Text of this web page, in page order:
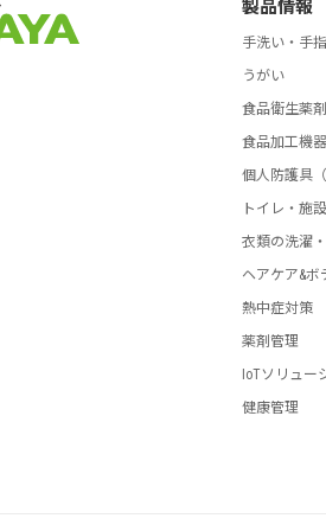
製品情報
手洗い・手
うがい
食品衛生薬剤
食品加工機器
個人防護具（
トイレ・施
衣類の洗濯
ヘアケア&ボ
熱中症対策
薬剤管理
IoTソリュー
健康管理